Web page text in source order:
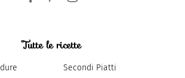
Tutte le ricette
Secondi Piatti